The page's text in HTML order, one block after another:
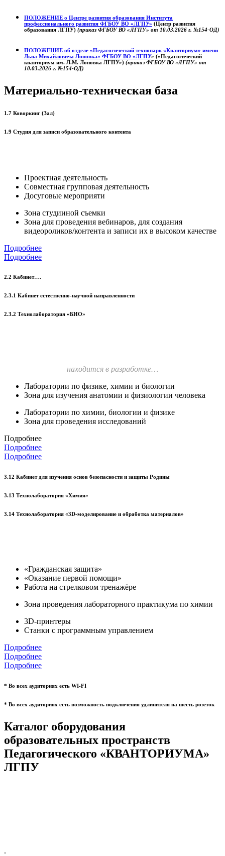
ПОЛОЖЕНИЕ о Центре развития образования Института
профессионального развития ФГБОУ ВО «ЛГПУ» (Центр развития
образования ЛГПУ) (приказ ФГБОУ ВО «ЛГПУ» от 10.03.2026 г. №154-ОД)
ПОЛОЖЕНИЕ об отделе «Педагогический технопарк «Кванториум» имени
Льва Михайловича Лоповка» ФГБОУ ВО «ЛГПУ» («Педагогический
кванториум им. Л.М. Лоповка ЛГПУ») (приказ ФГБОУ ВО «ЛГПУ» от
10.03.2026 г. №154-ОД)
Материально-техническая база
1.7 Коворкинг (Зал)
1.9 Студия для записи образовательного контента
Проектная деятельность
Совместная групповая деятельность
Досуговые мероприяти
Зона студииной съемки
Зона для проведения вебинаров, для создания
видеороликов/контента и записи их в высоком качестве
Подробнее
Подробнее
2.2 Кабинет….
2.3.1 Кабинет естественно-научной направленности
2.3.2 Технолаборатория «БИО»
находится в разработке…
Лаборатории по физике, химии и биологии
Зона для изучения анатомии и физиологии человека
Лаборатории по химии, биологии и физике
Зона для проведения исследований
Подробнее
Подробнее
Подробнее
3.12 Кабинет для изучения основ безопасности и защиты Родины
3.13 Технолаборатория «Химия»
3.14 Технолаборатория «3D-моделирование и обработка материалов»
«Гражданская защита»
«Оказание первой помощи»
Работа на стрелковом тренажёре
Зона проведения лабораторного практикума по химии
3D-принтеры
Станки с программным управлением
Подробнее
Подробнее
Подробнее
* Во всех аудиториях есть WI-FI
* Во всех аудиториях есть возможность подключения удлинителя на шесть розеток
Каталог оборудования
образовательных пространств
Педагогического «КВАНТОРИУМА»
ЛГПУ
.